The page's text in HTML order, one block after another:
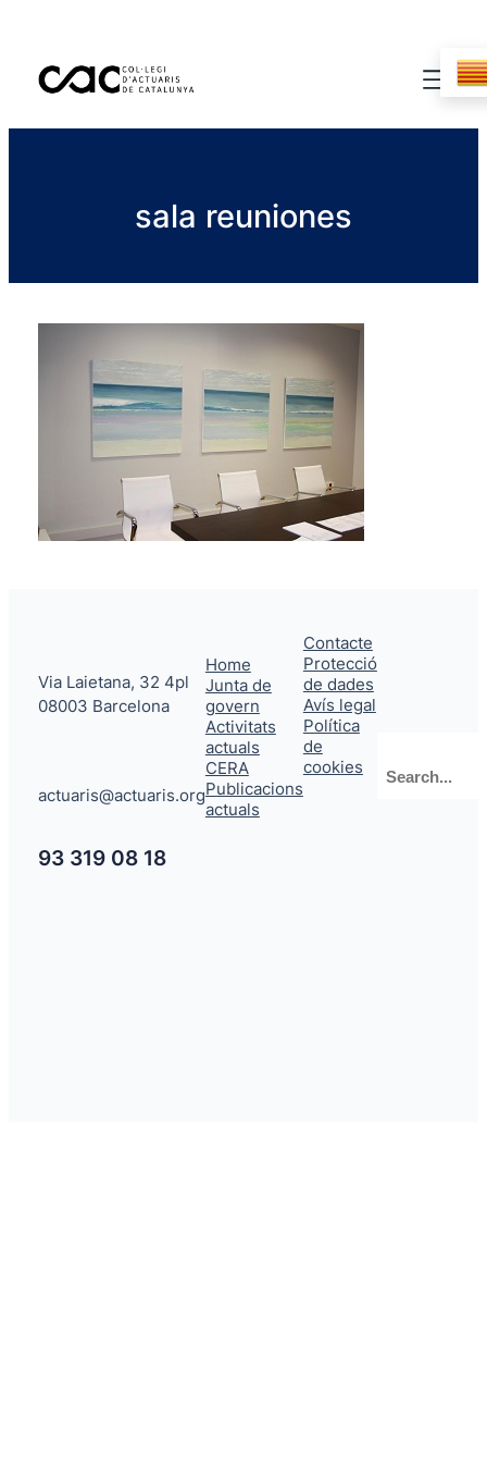
sala reuniones
Via Laietana, 32 4pl
08003 Barcelona
actuaris@actuaris.org
93 319 08 18
Home
Junta de
govern
Activitats
actuals
CERA
Publicacions
actuals
Contacte
Protecció
de dades
Avís legal
Política
de
cookies